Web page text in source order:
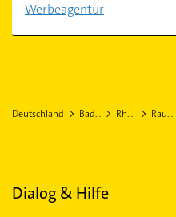
Werbeagentur
Deutschland Baden-Württemberg Rhein-Neckar-Kreis Rauenberg Kraichgau
Dialog & Hilfe